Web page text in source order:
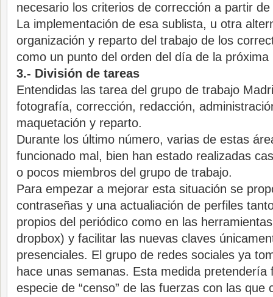
necesario los criterios de corrección a partir
La implementación de esa sublista, u otra
organización y reparto del trabajo de los
como un punto del orden del día de la
3.- División de tareas
Entendidas las tarea del grupo de trabajo
fotografía, corrección, redacción,
maquetación y reparto.
Durante los último número, varias de estas
funcionado mal, bien han estado realizadas
o pocos miembros del grupo de trabajo.
Para empezar a mejorar esta situación se
contraseñas y una actualiación de perfiles
propios del periódico como en las
dropbox) y facilitar las nuevas claves
presenciales. El grupo de redes sociales ya
hace unas semanas. Esta medida pretendería
especie de “censo” de las fuerzas con las que